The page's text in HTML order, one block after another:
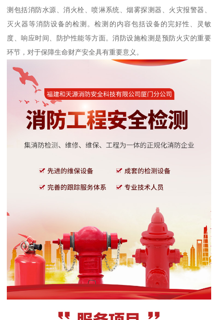
测包括消防水源、消火栓、喷淋系统、烟雾探测器、火灾报警器、
灭火器等消防设备的检测。检测的内容包括设备的完好性、灵敏
度、响应时间、防护性能等方面。消防设施检测是预防火灾的重要
环节，对于保障生命财产安全具有重要意义。